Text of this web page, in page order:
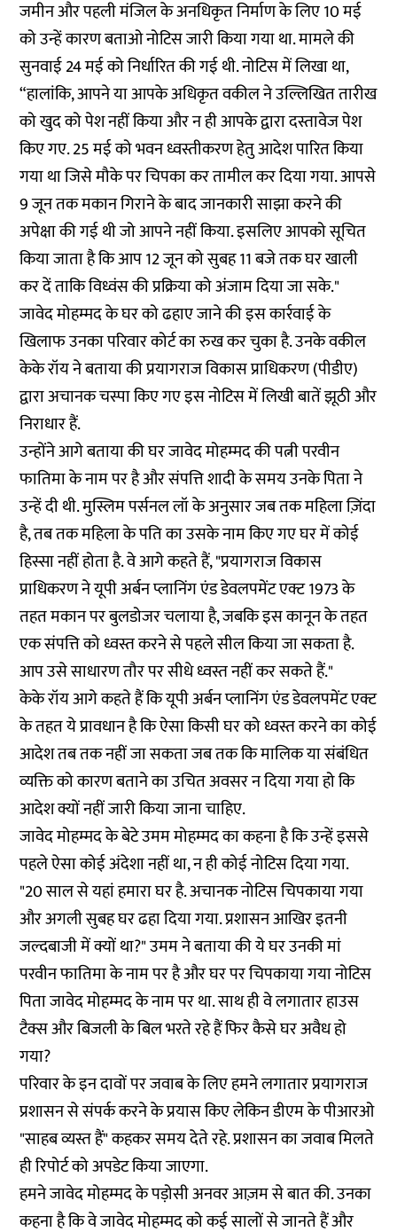
जमीन और पहली मंजिल के अनधिकृत निर्माण के लिए 10 मई
को उन्हें कारण बताओ नोटिस जारी किया गया था. मामले की
सुनवाई 24 मई को निर्धारित की गई थी. नोटिस में लिखा था,
“हालांकि, आपने या आपके अधिकृत वकील ने उल्लिखित तारीख
को खुद को पेश नहीं किया और न ही आपके द्वारा दस्तावेज पेश
किए गए. 25 मई को भवन ध्वस्तीकरण हेतु आदेश पारित किया
गया था जिसे मौके पर चिपका कर तामील कर दिया गया. आपसे
9 जून तक मकान गिराने के बाद जानकारी साझा करने की
अपेक्षा की गई थी जो आपने नहीं किया. इसलिए आपको सूचित
किया जाता है कि आप 12 जून को सुबह 11 बजे तक घर खाली
कर दें ताकि विध्वंस की प्रक्रिया को अंजाम दिया जा सके."
जावेद मोहम्मद के घर को ढहाए जाने की इस कार्रवाई के
खिलाफ उनका परिवार कोर्ट का रुख कर चुका है. उनके वकील
केके रॉय ने बताया की प्रयागराज विकास प्राधिकरण (पीडीए)
द्वारा अचानक चस्पा किए गए इस नोटिस में लिखी बातें झूठी और
निराधार हैं.
उन्होंने आगे बताया की घर जावेद मोहम्मद की पत्नी परवीन
फातिमा के नाम पर है और संपत्ति शादी के समय उनके पिता ने
उन्हें दी थी. मुस्लिम पर्सनल लॉ के अनुसार जब तक महिला ज़िंदा
है, तब तक महिला के पति का उसके नाम किए गए घर में कोई
हिस्सा नहीं होता है. वे आगे कहते हैं, "प्रयागराज विकास
प्राधिकरण ने यूपी अर्बन प्लानिंग एंड डेवलपमेंट एक्ट 1973 के
तहत मकान पर बुलडोजर चलाया है, जबकि इस कानून के तहत
एक संपत्ति को ध्वस्त करने से पहले सील किया जा सकता है.
आप उसे साधारण तौर पर सीधे ध्वस्त नहीं कर सकते हैं."
केके रॉय आगे कहते हैं कि यूपी अर्बन प्लानिंग एंड डेवलपमेंट एक्ट
के तहत ये प्रावधान है कि ऐसा किसी घर को ध्वस्त करने का कोई
आदेश तब तक नहीं जा सकता जब तक कि मालिक या संबंधित
व्यक्ति को कारण बताने का उचित अवसर न दिया गया हो कि
आदेश क्यों नहीं जारी किया जाना चाहिए.
जावेद मोहम्मद के बेटे उमम मोहम्मद का कहना है कि उन्हें इससे
पहले ऐसा कोई अंदेशा नहीं था, न ही कोई नोटिस दिया गया.
"20 साल से यहां हमारा घर है. अचानक नोटिस चिपकाया गया
और अगली सुबह घर ढहा दिया गया. प्रशासन आखिर इतनी
जल्दबाजी में क्यों था?" उमम ने बताया की ये घर उनकी मां
परवीन फातिमा के नाम पर है और घर पर चिपकाया गया नोटिस
पिता जावेद मोहम्मद के नाम पर था. साथ ही वे लगातार हाउस
टैक्स और बिजली के बिल भरते रहे हैं फिर कैसे घर अवैध हो
गया?
परिवार के इन दावों पर जवाब के लिए हमने लगातार प्रयागराज
प्रशासन से संपर्क करने के प्रयास किए लेकिन डीएम के पीआरओ
"साहब व्यस्त हैं" कहकर समय देते रहे. प्रशासन का जवाब मिलते
ही रिपोर्ट को अपडेट किया जाएगा.
हमने जावेद मोहम्मद के पड़ोसी अनवर आज़म से बात की. उनका
कहना है कि वे जावेद मोहम्मद को कई सालों से जानते हैं और